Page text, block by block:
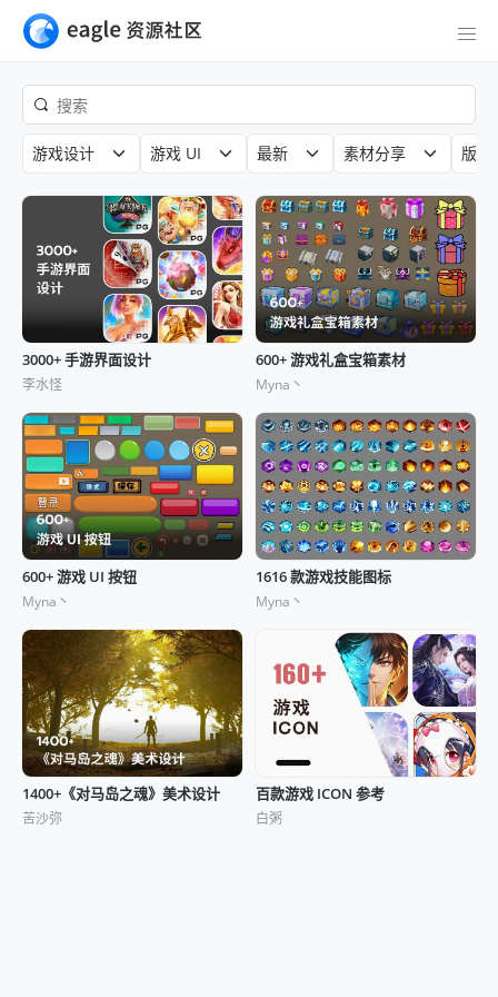
游戏设计 游戏 UI 最新 素材分享 版权
3000+ 手游界面设计
李水怪
600+ 游戏礼盒宝箱素材
Myna丶
600+ 游戏 UI 按钮
Myna丶
1616 款游戏技能图标
Myna丶
1400+《对马岛之魂》美术设计
苦沙弥
百款游戏 ICON 参考
白粥